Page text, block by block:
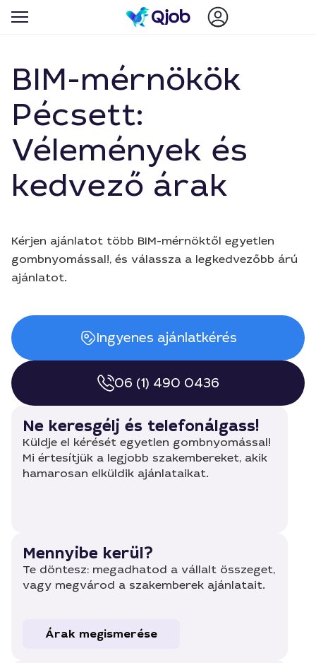
BIM-mérnökök
Pécsett:
Vélemények és
kedvező árak
Kérjen ajánlatot több BIM-mérnöktől egyetlen
gombnyomással!, és válassza a legkedvezőbb árú
ajánlatot.
Ingyenes ajánlatkérés
06 (1) 490 0436
Ne keresgélj és telefonálgass!
Küldje el kérését egyetlen gombnyomással!
Mi értesítjük a legjobb szakembereket, akik
hamarosan elküldik ajánlataikat.
Mennyibe kerül?
Te döntesz: megadhatod a vállalt összeget,
vagy megvárod a szakemberek ajánlatait.
Árak megismerése